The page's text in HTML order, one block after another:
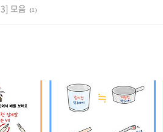
모음 (1)